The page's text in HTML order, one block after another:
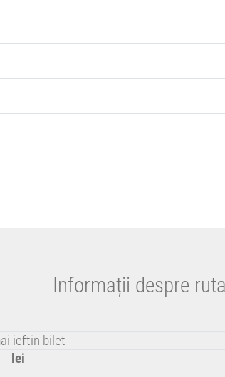
Informații despre
ieftin bilet
lei